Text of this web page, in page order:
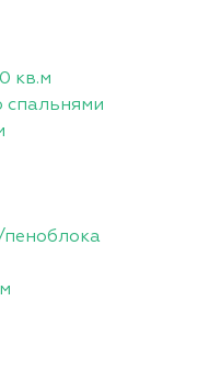
кв.м
спальнями
пеноблока